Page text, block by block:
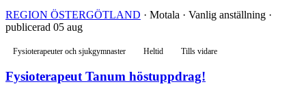
REGION ÖSTERGÖTLAND · Motala · Vanlig anställning ·
publicerad 05 aug
Fysioterapeuter och sjukgymnaster Heltid Tills vidare
Fysioterapeut Tanum höstuppdrag!